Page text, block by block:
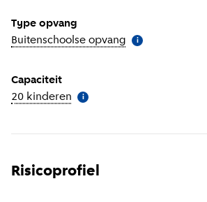
Type opvang
Buitenschoolse opvang Meer informatie
i
Capaciteit
20 kinderen Meer informatie
i
Risicoprofiel